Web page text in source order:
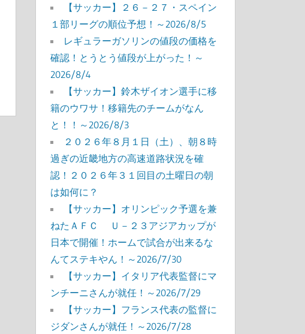
【サッカー】２６－２７・スペイン
１部リーグの順位予想！～2026/8/5
レギュラーガソリンの値段の価格を
確認！とうとう値段が上がった！～
2026/8/4
【サッカー】鈴木ザイオン選手に移
籍のウワサ！移籍先のチームがなん
と！！～2026/8/3
２０２６年８月１日（土）、朝８時
過ぎの近畿地方の高速道路状況を確
認！２０２６年３１回目の土曜日の朝
は如何に？
【サッカー】オリンピック予選を兼
ねたＡＦＣ Ｕ－２３アジアカップが
日本で開催！ホームで試合が出来るな
んてステキやん！～2026/7/30
【サッカー】イタリア代表監督にマ
ンチーニさんが就任！～2026/7/29
【サッカー】フランス代表の監督に
ジダンさんが就任！～2026/7/28